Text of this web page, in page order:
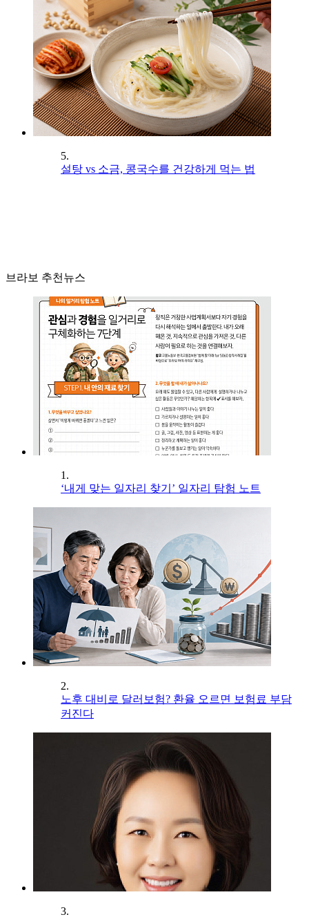
5.
설탕 vs 소금, 콩국수를 건강하게 먹는 법
브라보 추천뉴스
1.
‘내게 맞는 일자리 찾기’ 일자리 탐험 노트
2.
노후 대비로 달러보험? 환율 오르면 보험료 부담
커진다
3.